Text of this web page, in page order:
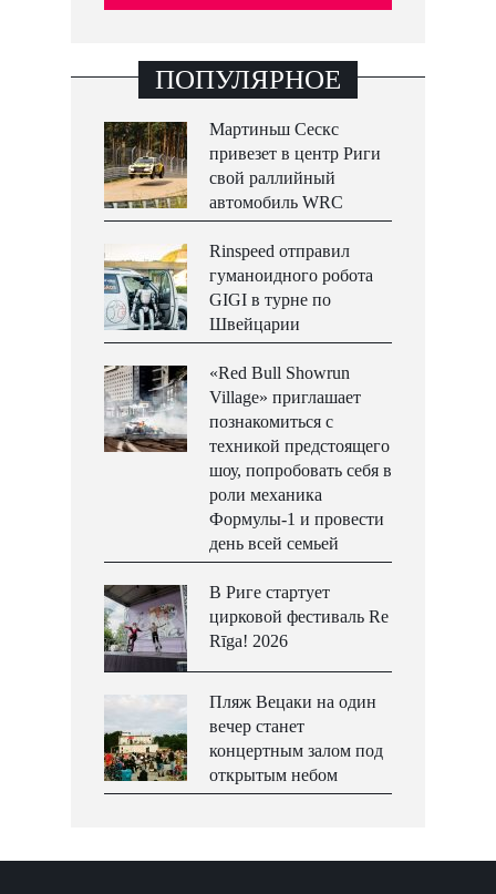
ПОПУЛЯРНОЕ
Мартиньш Сескс
привезет в центр Риги
свой раллийный
автомобиль WRC
Rinspeed отправил
гуманоидного робота
GIGI в турне по
Швейцарии
«Red Bull Showrun
Village» приглашает
познакомиться с
техникой предстоящего
шоу, попробовать себя в
роли механика
Формулы-1 и провести
день всей семьей
В Риге стартует
цирковой фестиваль Re
Rīga! 2026
Пляж Вецаки на один
вечер станет
концертным залом под
открытым небом